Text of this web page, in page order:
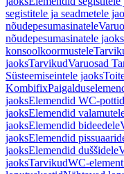
segistitele ja seadmetele
nõudepesumasinatele
nõudepesumasinatele jaoks
konsoolkoormustele
jaoksTarvikudVaruosad
Süsteemiseintele jaoks
Kombifix
jaoksElemendid WC-
jaoksElemendid
jaoksElemendid bideedele
jaoksElemendid
jaoksElemendid duššidele
jaoksTarvikudWC-